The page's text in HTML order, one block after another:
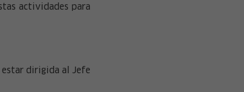
actividades para
estar dirigida al Jefe